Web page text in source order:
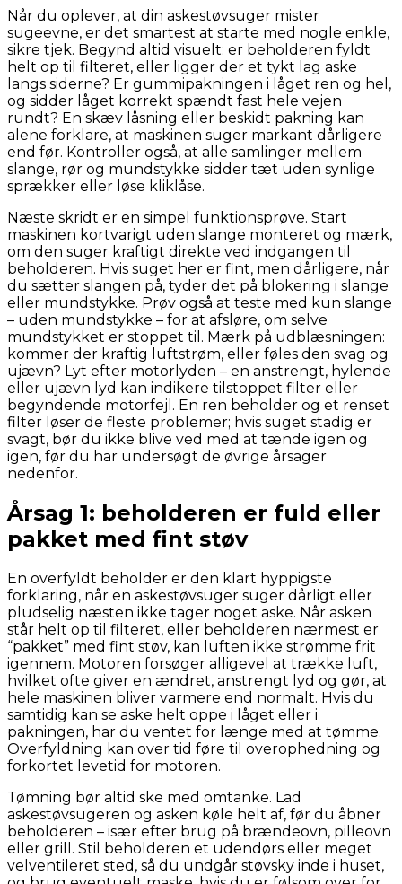
Når du oplever, at din askestøvsuger mister
sugeevne, er det smartest at starte med nogle enkle,
sikre tjek. Begynd altid visuelt: er beholderen fyldt
helt op til filteret, eller ligger der et tykt lag aske
langs siderne? Er gummipakningen i låget ren og hel,
og sidder låget korrekt spændt fast hele vejen
rundt? En skæv låsning eller beskidt pakning kan
alene forklare, at maskinen suger markant dårligere
end før. Kontroller også, at alle samlinger mellem
slange, rør og mundstykke sidder tæt uden synlige
sprækker eller løse kliklåse.
Næste skridt er en simpel funktionsprøve. Start
maskinen kortvarigt uden slange monteret og mærk,
om den suger kraftigt direkte ved indgangen til
beholderen. Hvis suget her er fint, men dårligere, når
du sætter slangen på, tyder det på blokering i slange
eller mundstykke. Prøv også at teste med kun slange
– uden mundstykke – for at afsløre, om selve
mundstykket er stoppet til. Mærk på udblæsningen:
kommer der kraftig luftstrøm, eller føles den svag og
ujævn? Lyt efter motorlyden – en anstrengt, hylende
eller ujævn lyd kan indikere tilstoppet filter eller
begyndende motorfejl. En ren beholder og et renset
filter løser de fleste problemer; hvis suget stadig er
svagt, bør du ikke blive ved med at tænde igen og
igen, før du har undersøgt de øvrige årsager
nedenfor.
Årsag 1: beholderen er fuld eller
pakket med fint støv
En overfyldt beholder er den klart hyppigste
forklaring, når en askestøvsuger suger dårligt eller
pludselig næsten ikke tager noget aske. Når asken
står helt op til filteret, eller beholderen nærmest er
“pakket” med fint støv, kan luften ikke strømme frit
igennem. Motoren forsøger alligevel at trække luft,
hvilket ofte giver en ændret, anstrengt lyd og gør, at
hele maskinen bliver varmere end normalt. Hvis du
samtidig kan se aske helt oppe i låget eller i
pakningen, har du ventet for længe med at tømme.
Overfyldning kan over tid føre til overophedning og
forkortet levetid for motoren.
Tømning bør altid ske med omtanke. Lad
askestøvsugeren og asken køle helt af, før du åbner
beholderen – især efter brug på brændeovn, pilleovn
eller grill. Stil beholderen et udendørs eller meget
velventileret sted, så du undgår støvsky inde i huset,